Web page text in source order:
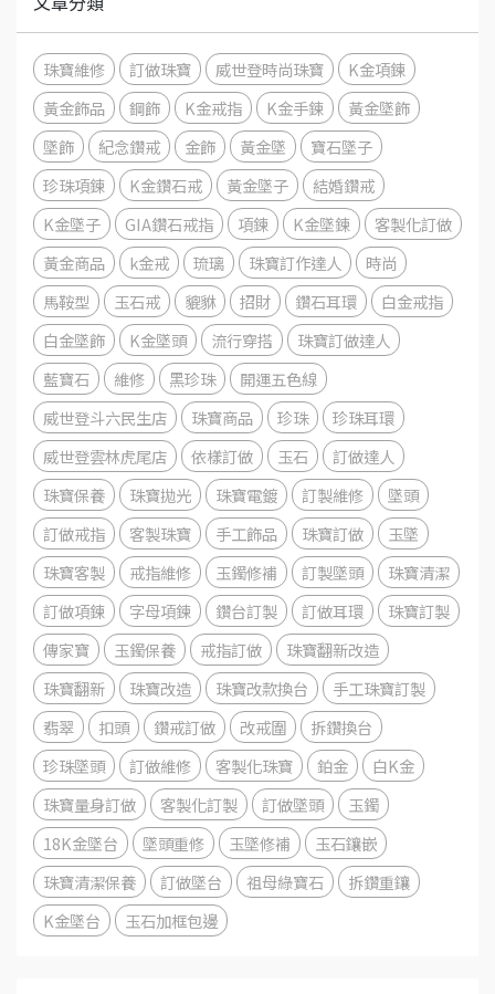
珠寶維修 訂做珠寶 威世登時尚珠寶
K金項鍊
黃金飾品
鋼飾 K金戒指 K金手鍊
黃金墜飾
墜飾
紀念鑽戒 金飾 黃金墜
寶石墜子
珍珠項鍊
K金鑽石戒 黃金墜子
結婚鑽戒
K金墜子
GIA鑽石戒指 項鍊 K金墜鍊
客製化訂做
黃金商品
k金戒 琉璃 珠寶訂作達人
時尚
馬鞍型
玉石戒 貔貅 招財 鑽石耳環
白金戒指
白金墜飾
K金墜頭 流行穿搭
珠寶訂做達人
藍寶石
維修 黑珍珠
開運五色線
威世登斗六民生店
珠寶商品 珍珠
珍珠耳環
威世登雲林虎尾店
依樣訂做 玉石
訂做達人
珠寶保養
珠寶拋光 珠寶電鍍 訂製維修
墜頭
訂做戒指
客製珠寶 手工飾品 珠寶訂做
玉墜
珠寶客製
戒指維修 玉鐲修補 訂製墜頭
珠寶清潔
訂做項鍊
字母項鍊 鑽台訂製 訂做耳環
珠寶訂製
傳家寶
玉鐲保養 戒指訂做
珠寶翻新改造
珠寶翻新
珠寶改造 珠寶改款換台
手工珠寶訂製
翡翠
扣頭 鑽戒訂做 改戒圍
拆鑽換台
珍珠墜頭
訂做維修 客製化珠寶 鉑金
白K金
珠寶量身訂做
客製化訂製 訂做墜頭
玉鐲
18K金墜台
墜頭重修 玉墜修補
玉石鑲嵌
珠寶清潔保養
訂做墜台 祖母綠寶石
拆鑽重鑲
K金墜台
玉石加框包邊